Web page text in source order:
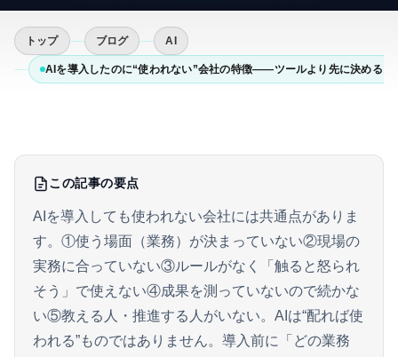
トップ ブログ AI
AIを導入したのに“使われない”会社の特徴——ツールより先に決めるこ
この記事の要点
AIを導入しても使われない会社には共通点がありま
す。①使う場面（業務）が決まっていない②現場の
実務に合っていない③ルールがなく「触ると怒られ
そう」で使えない④成果を測っていないので続かな
い⑤教える人・推進する人がいない。AIは“配れば使
われる”ものではありません。導入前に「どの業務